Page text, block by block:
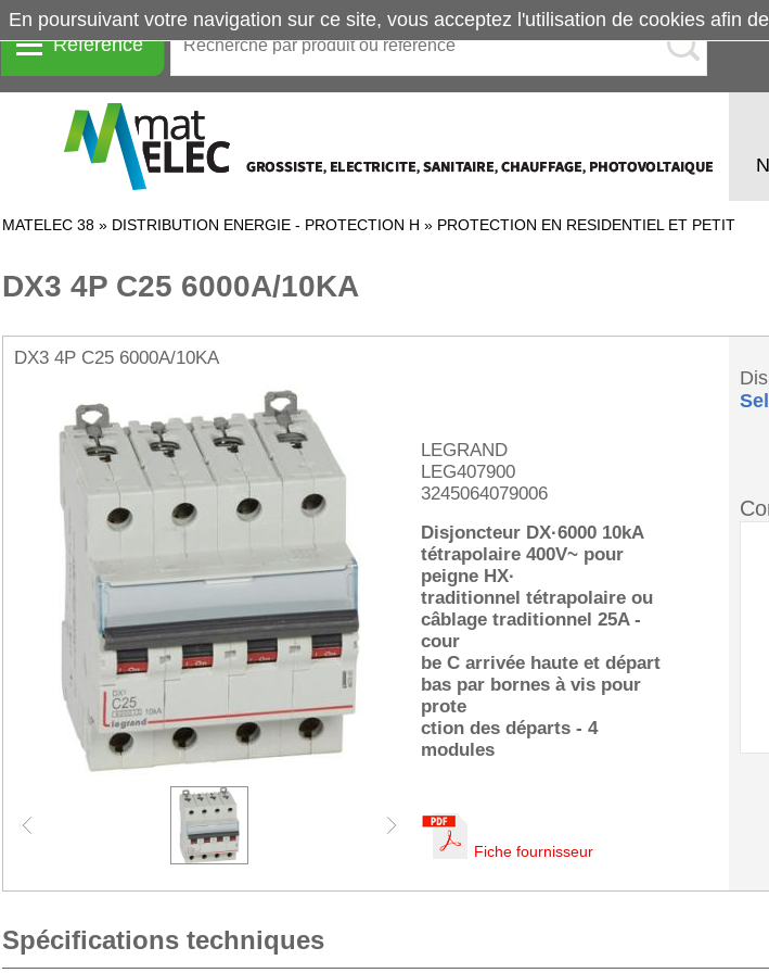
Référence
MATELEC 38 » DISTRIBUTION ENERGIE - PROTECTION H » PROTECTION EN RESIDENTIEL ET PETIT
DX3 4P C25 6000A/10KA
DX3 4P C25 6000A/10KA
LEGRAND
LEG407900
3245064079006
Disjoncteur DX·6000 10kA
tétrapolaire 400V~ pour
peigne HX·
traditionnel tétrapolaire ou
câblage traditionnel 25A -
cour
be C arrivée haute et départ
bas par bornes à vis pour
prote
ction des départs - 4
modules
Fiche fournisseur
Spécifications techniques
En poursuivant votre navigation sur ce site, vous acceptez l'utilisation de cookies